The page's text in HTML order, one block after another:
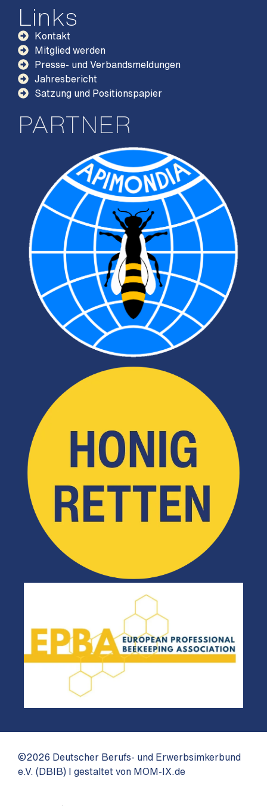
Links
Kontakt
Mitglied werden
Presse- und Verbandsmeldungen
Jahresbericht
Satzung und Positionspapier
PARTNER
©2026 Deutscher Berufs- und Erwerbsimkerbund
e.V. (DBIB) I gestaltet von MOM-IX.de